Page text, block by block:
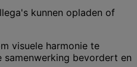
kunnen opladen of
visuele harmonie te
bevordert en